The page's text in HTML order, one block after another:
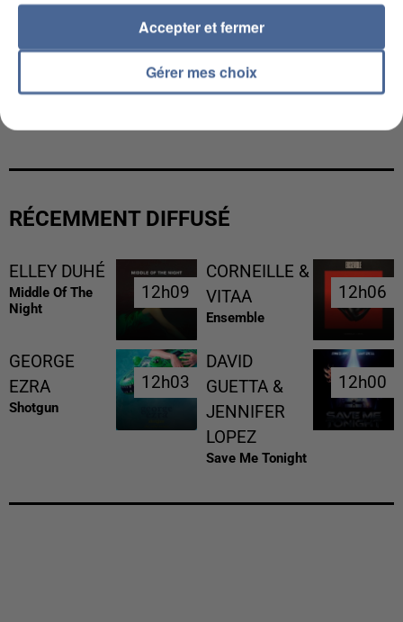
RÉCEMMENT DIFFUSÉ
ELLEY DUHÉ
Middle Of The
Night
12h09
12h09
CORNEILLE &
VITAA
Ensemble
12h06
12h06
GEORGE
EZRA
Shotgun
12h03
12h03
DAVID
GUETTA &
JENNIFER
LOPEZ
Save Me Tonight
12h00
12h00
Gérer mes choix
Accepter et fermer